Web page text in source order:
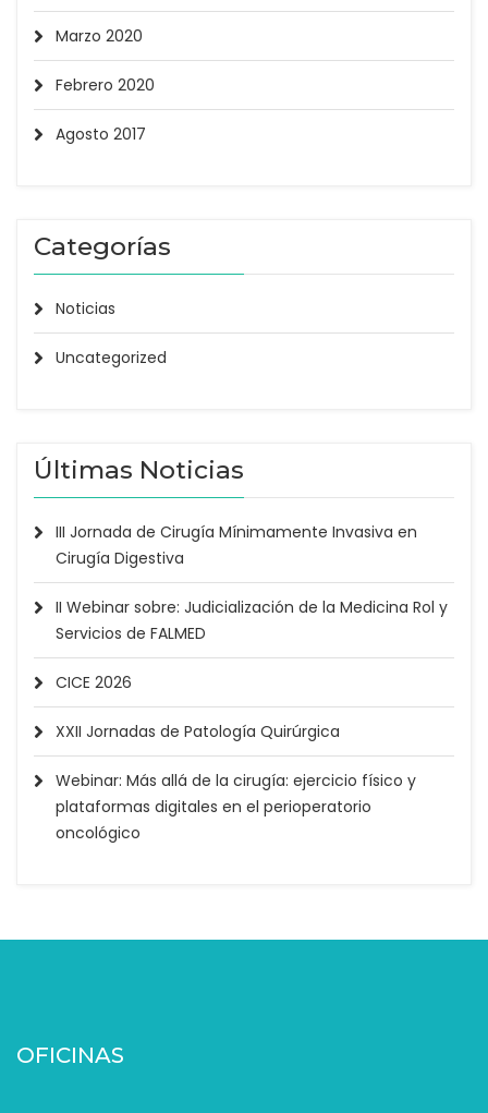
Marzo 2020
Febrero 2020
Agosto 2017
Categorías
Noticias
Uncategorized
Últimas Noticias
III Jornada de Cirugía Mínimamente Invasiva en
Cirugía Digestiva
II Webinar sobre: Judicialización de la Medicina Rol y
Servicios de FALMED
CICE 2026
XXII Jornadas de Patología Quirúrgica
Webinar: Más allá de la cirugía: ejercicio físico y
plataformas digitales en el perioperatorio
oncológico
OFICINAS